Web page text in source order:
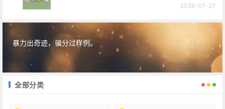
2026-07-27
暴力出奇迹，骗分过样例。
全部分类